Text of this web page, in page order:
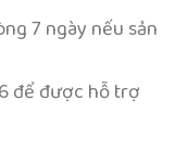
7 ngày nếu sản
để được hỗ trợ